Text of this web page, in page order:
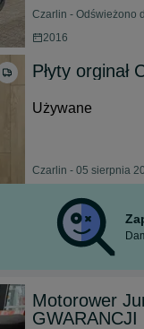
Czarlin - Odświeżono
2016
Płyty orginał
Używane
Czarlin - 05 sierpnia
Motorower
GWARANCJI